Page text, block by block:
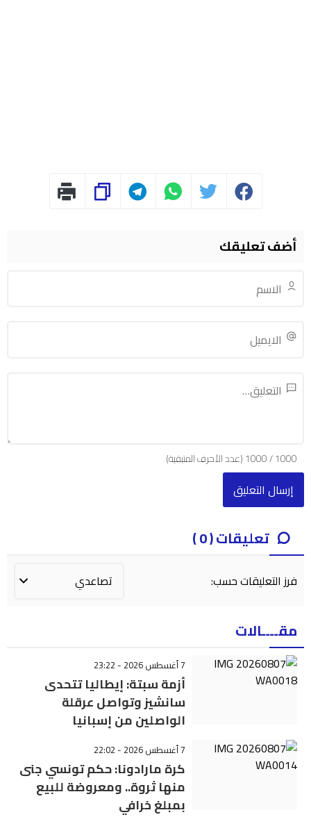
أضف تعليقك
1000
/
1000(عدد الأحرف المتبقية)
تعليقات ( 0 )
فرز التعليقات حسب:
مقــــالات
7 أغسطس 2026 - 23:22
أزمة سبتة: إيطاليا تتحدى
سانشيز وتواصل عرقلة
الواصلين من إسبانيا
7 أغسطس 2026 - 22:02
كرة مارادونا: حكم تونسي جنى
منها ثروة.. ومعروضة للبيع
بمبلغ خرافي